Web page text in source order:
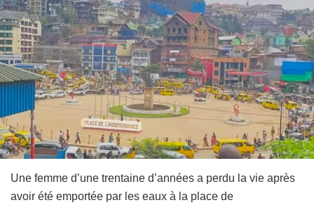
Une femme d’une trentaine d’années a perdu la vie après
avoir été emportée par les eaux à la place de